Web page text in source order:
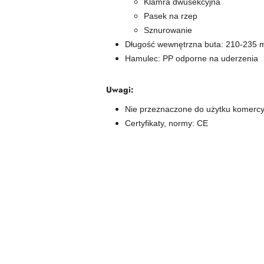
Pasek na rzep
Sznurowanie
Długość wewnętrzna buta: 210-235
Hamulec: PP odporne na uderzenia
Uwagi:
Nie przeznaczone do użytku
Certyfikaty, normy: CE